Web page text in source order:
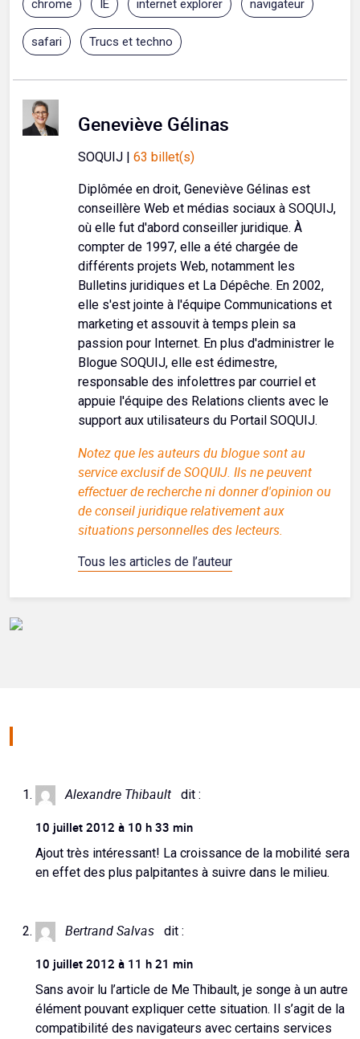
chrome IE internet explorer navigateur
safari Trucs et techno
Geneviève Gélinas
SOQUIJ |63 billet(s)
Diplômée en droit, Geneviève Gélinas est
conseillère Web et médias sociaux à SOQUIJ,
où elle fut d'abord conseiller juridique. À
compter de 1997, elle a été chargée de
différents projets Web, notamment les
Bulletins juridiques et La Dépêche. En 2002,
elle s'est jointe à l'équipe Communications et
marketing et assouvit à temps plein sa
passion pour Internet. En plus d'administrer le
Blogue SOQUIJ, elle est édimestre,
responsable des infolettres par courriel et
appuie l'équipe des Relations clients avec le
support aux utilisateurs du Portail SOQUIJ.
Notez que les auteurs du blogue sont au
service exclusif de SOQUIJ. Ils ne peuvent
effectuer de recherche ni donner d'opinion ou
de conseil juridique relativement aux
situations personnelles des lecteurs.
Tous les articles de l’auteur
Alexandre Thibault dit :
10 juillet 2012 à 10 h 33 min
Ajout très intéressant! La croissance de la mobilité sera
en effet des plus palpitantes à suivre dans le milieu.
Bertrand Salvas dit :
10 juillet 2012 à 11 h 21 min
Sans avoir lu l’article de Me Thibault, je songe à un autre
élément pouvant expliquer cette situation. Il s’agit de la
compatibilité des navigateurs avec certains services